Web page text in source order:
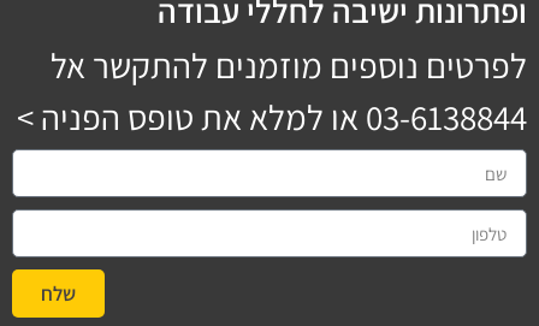
ופתרונות ישיבה לחללי עבודה
לפרטים נוספים מוזמנים להתקשר אל
03-6138844 או למלא את טופס הפניה >
שלח